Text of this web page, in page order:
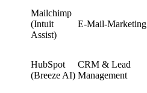
Mailchimp
(Intuit
Assist)
E-Mail-Marketing
HubSpot
(Breeze AI)
CRM & Lead
Management